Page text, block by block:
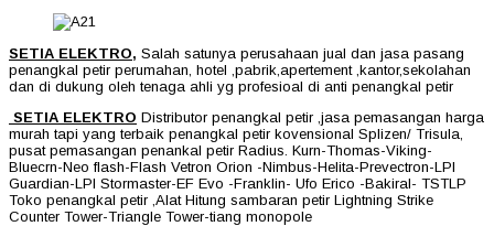
SETIA ELEKTRO, Salah satunya perusahaan jual dan jasa pasang
penangkal petir perumahan, hotel ,pabrik,apertement ,kantor,sekolahan
dan di dukung oleh tenaga ahli yg profesioal di anti penangkal petir
SETIA ELEKTRO Distributor penangkal petir ,jasa pemasangan harga
murah tapi yang terbaik penangkal petir kovensional Splizen/ Trisula,
pusat pemasangan penankal petir Radius. Kurn-Thomas-Viking-
Bluecrn-Neo flash-Flash Vetron Orion -Nimbus-Helita-Prevectron-LPI
Guardian-LPI Stormaster-EF Evo -Franklin- Ufo Erico -Bakiral- TSTLP
Toko penangkal petir ,Alat Hitung sambaran petir Lightning Strike
Counter Tower-Triangle Tower-tiang monopole